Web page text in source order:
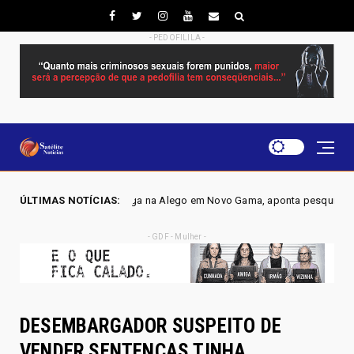
- PEDOFILILA -
ÚLTIMAS NOTÍCIAS:
na Alego em Novo Gama, aponta pesquisa IGAPE Política
- GDF - Mulher -
DESEMBARGADOR SUSPEITO DE